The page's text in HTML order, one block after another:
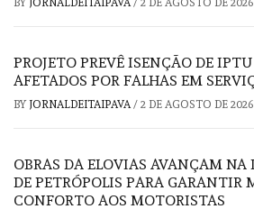
BY JORNALDEITAIPAVA/ 2 DE AGOSTO DE 2026
PROJETO PREVÊ ISENÇÃO DE
AFETADOS POR FALHAS EM
BY JORNALDEITAIPAVA/ 2 DE AGOSTO DE 2026
OBRAS DA ELOVIAS AVANÇAM NA
DE PETRÓPOLIS PARA GARANTIR
CONFORTO AOS MOTORISTAS